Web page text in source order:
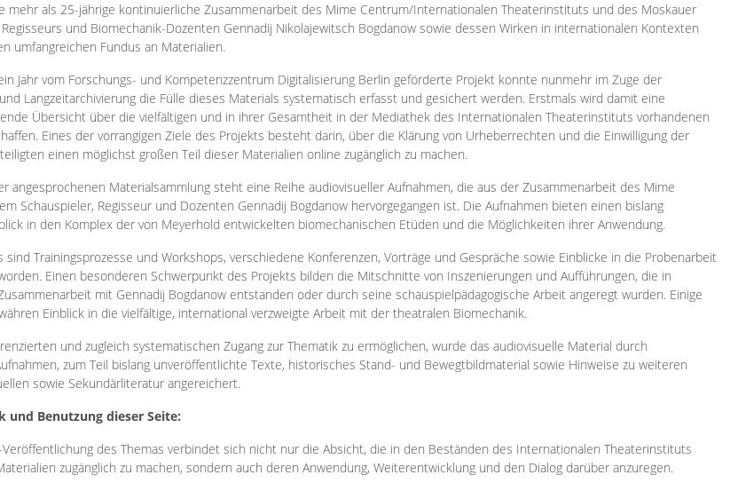
mehr als 25-jährige kontinuierliche Zusammenarbeit des Mime Centrum/Internationalen Theaterinstituts und des Moskauer
und Biomechanik-Dozenten Gennadij Nikolajewitsch Bogdanow sowie dessen Wirken in internationalen Kontexten
umfangreichen Fundus an Materialien.
Jahr vom Forschungs- und Kompetenzzentrum Digitalisierung Berlin geförderte Projekt konnte nunmehr im Zuge der
Langzeitarchivierung die Fülle dieses Materials systematisch erfasst und gesichert werden. Erstmals wird damit eine
Übersicht über die vielfältigen und in ihrer Gesamtheit in der Mediathek des Internationalen Theaterinstituts vorhandenen
Eines der vorrangigen Ziele des Projekts besteht darin, über die Klärung von Urheberrechten und die Einwilligung der
einen möglichst großen Teil dieser Materialien online zugänglich zu machen.
angesprochenen Materialsammlung steht eine Reihe audiovisueller Aufnahmen, die aus der Zusammenarbeit des Mime
Schauspieler, Regisseur und Dozenten Gennadij Bogdanow hervorgegangen ist. Die Aufnahmen bieten einen bislang
in den Komplex der von Meyerhold entwickelten biomechanischen Etüden und die Möglichkeiten ihrer Anwendung.
sind Trainingsprozesse und Workshops, verschiedene Konferenzen, Vorträge und Gespräche sowie Einblicke in die Probenarbeit
Einen besonderen Schwerpunkt des Projekts bilden die Mitschnitte von Inszenierungen und Aufführungen, die in
mit Gennadij Bogdanow entstanden oder durch seine schauspielpädagogische Arbeit angeregt wurden. Einige
Einblick in die vielfältige, international verzweigte Arbeit mit der theatralen Biomechanik.
und zugleich systematischen Zugang zur Thematik zu ermöglichen, wurde das audiovisuelle Material durch
zum Teil bislang unveröffentlichte Texte, historisches Stand- und Bewegtbildmaterial sowie Hinweise zu weiteren
sowie Sekundärliteratur angereichert.
und Benutzung dieser Seite:
des Themas verbindet sich nicht nur die Absicht, die in den Beständen des Internationalen Theaterinstituts
zugänglich zu machen, sondern auch deren Anwendung, Weiterentwicklung und den Dialog darüber anzuregen.